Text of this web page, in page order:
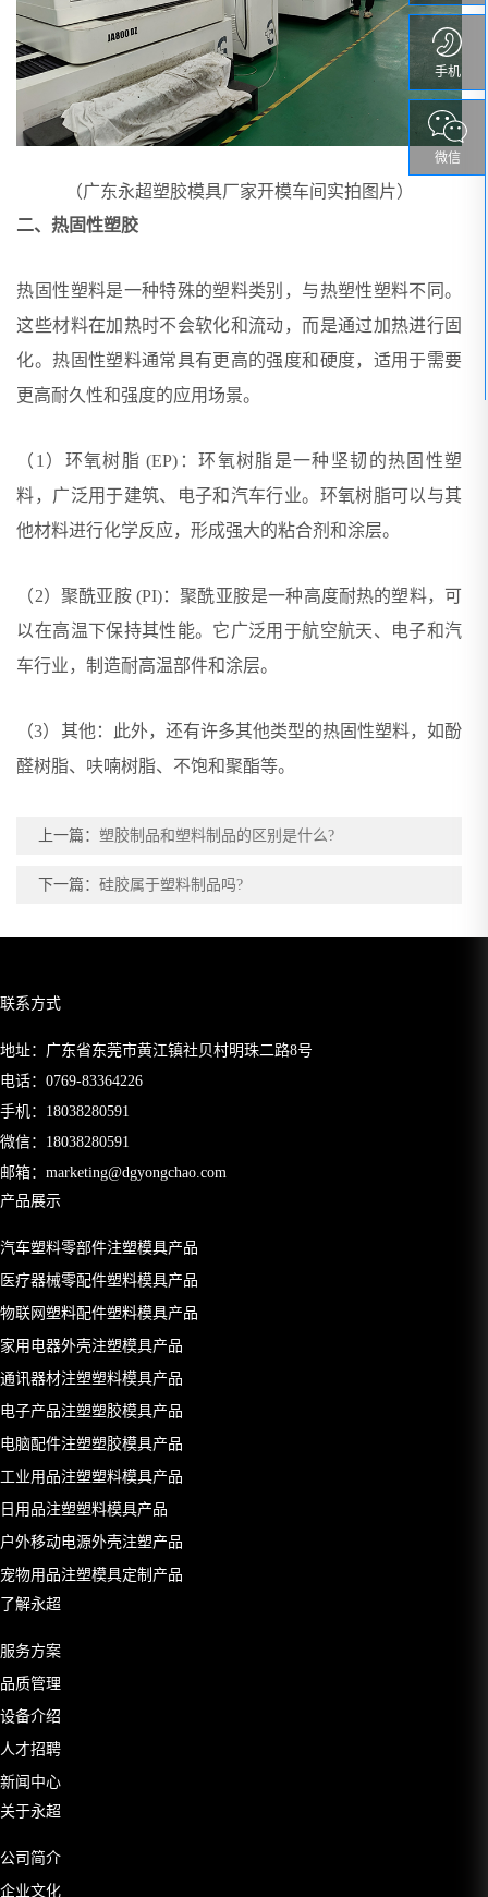
（广东永超塑胶模具厂家开模车间实拍图片）
二、热固性塑胶
热固性塑料是一种特殊的塑料类别，与热塑性塑料不同。
这些材料在加热时不会软化和流动，而是通过加热进行固
化。热固性塑料通常具有更高的强度和硬度，适用于需要
更高耐久性和强度的应用场景。
（1）环氧树脂 (EP)：环氧树脂是一种坚韧的热固性塑
料，广泛用于建筑、电子和汽车行业。环氧树脂可以与其
他材料进行化学反应，形成强大的粘合剂和涂层。
（2）聚酰亚胺 (PI)：聚酰亚胺是一种高度耐热的塑料，可
以在高温下保持其性能。它广泛用于航空航天、电子和汽
车行业，制造耐高温部件和涂层。
（3）其他：此外，还有许多其他类型的热固性塑料，如酚
醛树脂、呋喃树脂、不饱和聚酯等。
上一篇：塑胶制品和塑料制品的区别是什么?
下一篇：硅胶属于塑料制品吗?
手机
微信
联系方式
地址：广东省东莞市黄江镇社贝村明珠二路8号
电话： 0769-83364226
手机： 18038280591
微信：18038280591
邮箱： marketing@dgyongchao.com
产品展示
汽车塑料零部件注塑模具产品
医疗器械零配件塑料模具产品
物联网塑料配件塑料模具产品
家用电器外壳注塑模具产品
通讯器材注塑塑料模具产品
电子产品注塑塑胶模具产品
电脑配件注塑塑胶模具产品
工业用品注塑塑料模具产品
日用品注塑塑料模具产品
户外移动电源外壳注塑产品
宠物用品注塑模具定制产品
了解永超
服务方案
品质管理
设备介绍
人才招聘
新闻中心
关于永超
公司简介
企业文化